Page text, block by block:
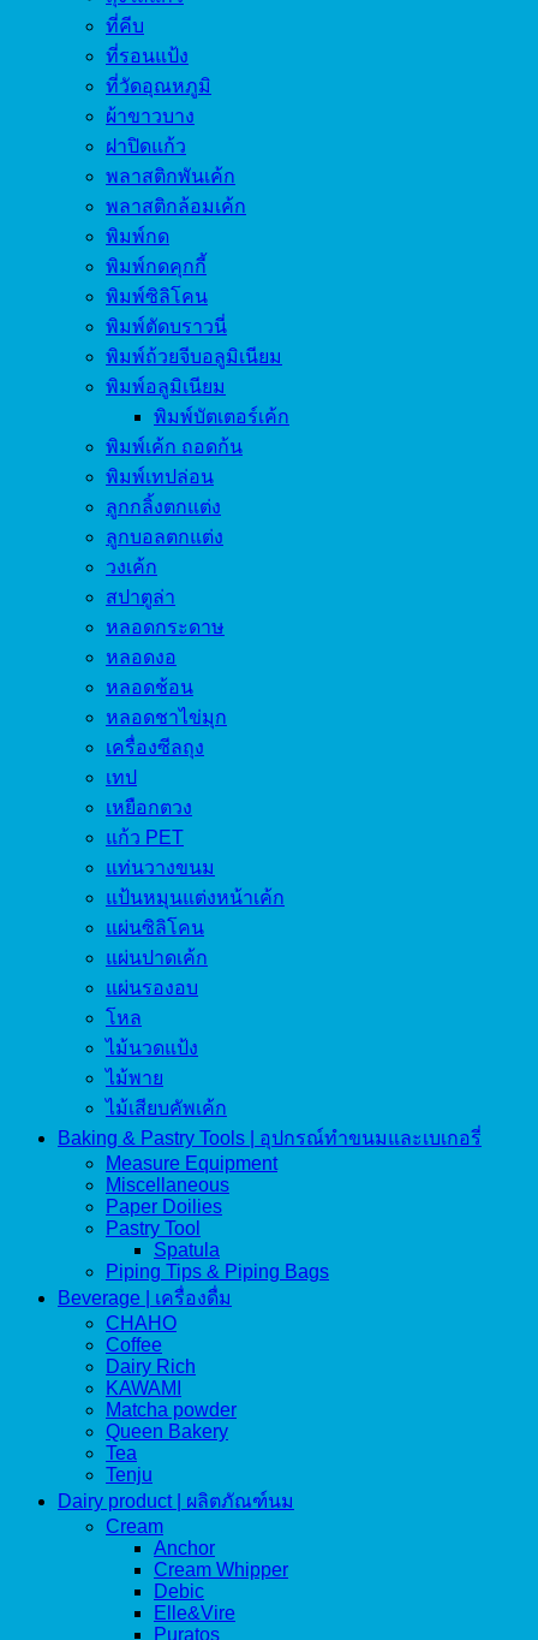
ที่คีบ
ที่รอนแป้ง
ที่วัดอุณหภูมิ
ผ้าขาวบาง
ฝาปิดแก้ว
พลาสติกพันเค้ก
พลาสติกล้อมเค้ก
พิมพ์กด
พิมพ์กดคุกกี้
พิมพ์ซิลิโคน
พิมพ์ตัดบราวนี่
พิมพ์ถ้วยจีบอลูมิเนียม
พิมพ์อลูมิเนียม
พิมพ์บัตเตอร์เค้ก
พิมพ์เค้ก ถอดก้น
พิมพ์เทปล่อน
ลูกกลิ้งตกแต่ง
ลูกบอลตกแต่ง
วงเค้ก
สปาตูล่า
หลอดกระดาษ
หลอดงอ
หลอดช้อน
หลอดชาไข่มุก
เครื่องซีลถุง
เทป
เหยือกตวง
แก้ว PET
แท่นวางขนม
แป้นหมุนแต่งหน้าเค้ก
แผ่นซิลิโคน
แผ่นปาดเค้ก
แผ่นรองอบ
โหล
ไม้นวดแป้ง
ไม้พาย
ไม้เสียบคัพเค้ก
Baking & Pastry Tools | อุปกรณ์ทำขนมและเบเกอรี่
Measure Equipment
Miscellaneous
Paper Doilies
Pastry Tool
Spatula
Piping Tips & Piping Bags
Beverage | เครื่องดื่ม
CHAHO
Coffee
Dairy Rich
KAWAMI
Matcha powder
Queen Bakery
Tea
Tenju
Dairy product | ผลิตภัณฑ์นม
Cream
Anchor
Cream Whipper
Debic
Elle&Vire
Puratos